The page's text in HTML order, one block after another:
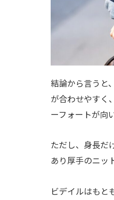
結論から言うと
が合わせやすく
ーフォートが向
ただし、身長だ
あり厚手のニッ
ビデイルはもと